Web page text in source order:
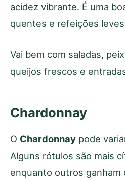
acidez vibrante. É uma
quentes e refeições
Vai bem com saladas,
queijos frescos e
Chardonnay
O Chardonnay pode
Alguns rótulos são mais
enquanto outros ganham